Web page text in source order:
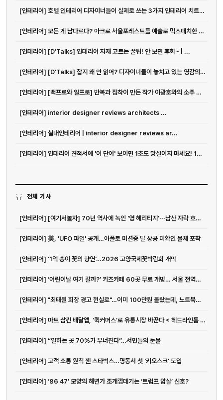
[인테리어] 호텔 인테리어 디자이너들이 실제로 쓰는 3가지 인테리어 치트키 | ...
[인테리어] 모든 게 남다르다? 아크로 서울포레스트를 예술로 믹스매치한 그루스튜...
[인테리어] [D’Talks] 인테리어 자재 고르는 꿀팁! 안 보면 후회~ | ...
[인테리어] [D'Talks] 잡지 왜 안 읽어? 디자이너들이 놓치고 있는 영감의 원천
[인테리어] [백프로와 일프로] 반복과 집착이 만든 작가 이광호와의 소주 한 잔
[인테리어] interior designer reviews architects ...
[인테리어] 실내인테리어 | interior designer reviews ar...
[인테리어] 인테리어 견적서에 '이 단어' 보이면 1초도 망설이지 마세요! 10...
전체 기사
[인테리어] [여기서놀자] 70년 역사에 녹인 '영 헤리티지'···남산 자락 흐르는 앰...
[인테리어] 美, 'UFO 파일' 공개…아폴로 미션중 달 상공 미확인 물체 포착
[인테리어] '1억 송이 꽃의 향연'…2026 고양국제꽃박람회 개막
[인테리어] ‘어린이날 여기 갈까?’ 키즈카페 60곳 무료 개방… 서울 전역이 놀이...
[인테리어] "최태원 회장 경고 현실로"…이미 100만원 올랐는데, 노트북값 더 오른다고?
[인테리어] 마트 삼킨 배달앱, ‘퀵커머스’로 유통시장 바꾼다 < 헤드라인톱 <...
[인테리어] “일하는 곳 70%가 무너진다”…서민들의 눈물
[인테리어] 고객 소통 원칙 깬 스타벅스…명동서 첫 '키오스크' 도입
[인테리어] ‘86 47’ 모양의 해변가 조개껍데기는 ‘트럼프 암살’ 신호?